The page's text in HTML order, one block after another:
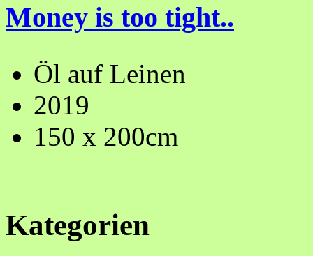
Money is too tight..
Öl auf Leinen
2019
150 x 200cm
Kategorien